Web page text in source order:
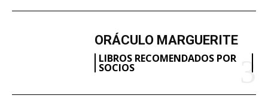
ORÁCULO MARGUERITE
LIBROS RECOMENDADOS POR
SOCIOS